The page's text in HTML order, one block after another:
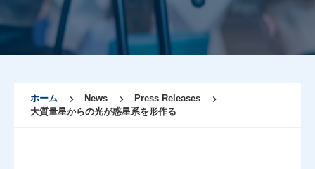
ホーム News
Press Releases
大質量星からの光が惑星系を形作る